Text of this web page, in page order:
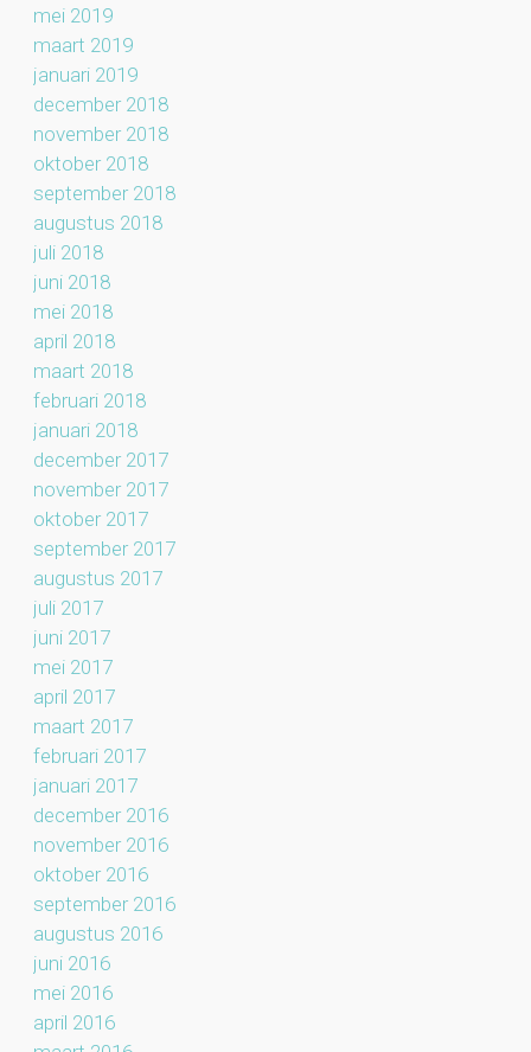
mei 2019
maart 2019
januari 2019
december 2018
november 2018
oktober 2018
september 2018
augustus 2018
juli 2018
juni 2018
mei 2018
april 2018
maart 2018
februari 2018
januari 2018
december 2017
november 2017
oktober 2017
september 2017
augustus 2017
juli 2017
juni 2017
mei 2017
april 2017
maart 2017
februari 2017
januari 2017
december 2016
november 2016
oktober 2016
september 2016
augustus 2016
juni 2016
mei 2016
april 2016